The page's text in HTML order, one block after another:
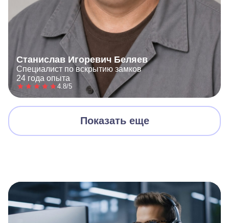
Станислав Игоревич Беляев
Специалист по вскрытию замков
24 года опыта
4.8/5
Показать еще